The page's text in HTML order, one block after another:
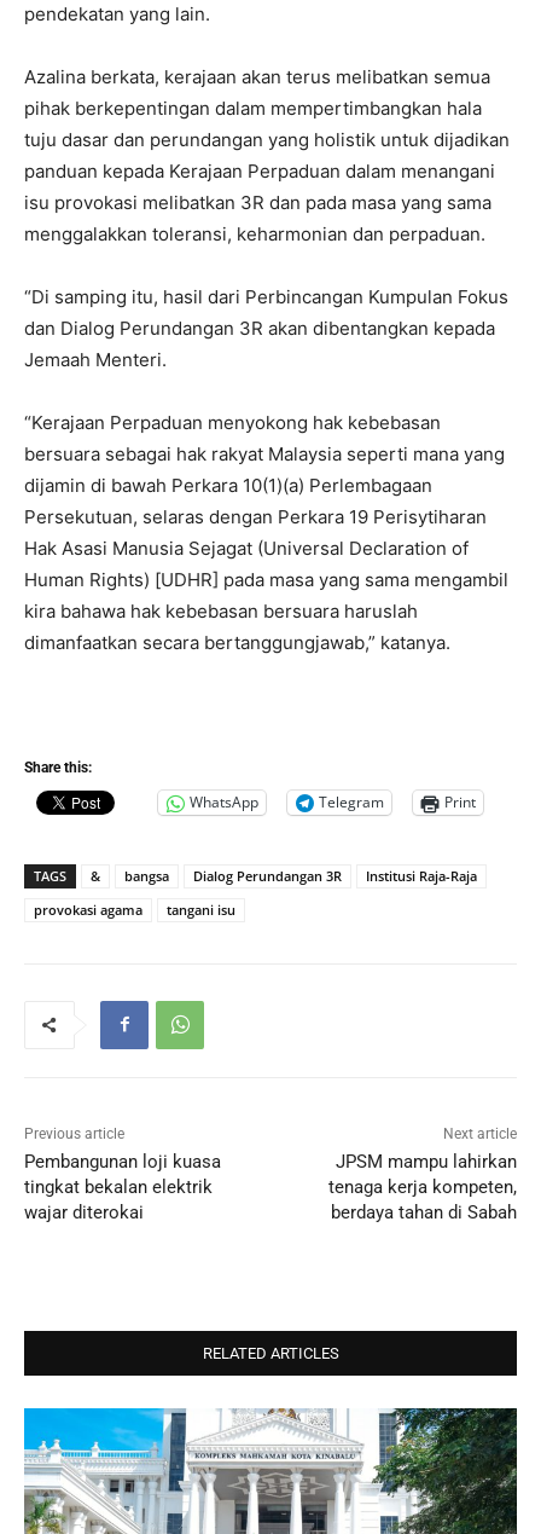
pendekatan yang lain.
Azalina berkata, kerajaan akan terus melibatkan semua
pihak berkepentingan dalam mempertimbangkan hala
tuju dasar dan perundangan yang holistik untuk dijadikan
panduan kepada Kerajaan Perpaduan dalam menangani
isu provokasi melibatkan 3R dan pada masa yang sama
menggalakkan toleransi, keharmonian dan perpaduan.
“Di samping itu, hasil dari Perbincangan Kumpulan Fokus
dan Dialog Perundangan 3R akan dibentangkan kepada
Jemaah Menteri.
“Kerajaan Perpaduan menyokong hak kebebasan
bersuara sebagai hak rakyat Malaysia seperti mana yang
dijamin di bawah Perkara 10(1)(a) Perlembagaan
Persekutuan, selaras dengan Perkara 19 Perisytiharan
Hak Asasi Manusia Sejagat (Universal Declaration of
Human Rights) [UDHR] pada masa yang sama mengambil
kira bahawa hak kebebasan bersuara haruslah
dimanfaatkan secara bertanggungjawab,” katanya.
Share this:
WhatsApp Telegram Print
TAGS & bangsa Dialog Perundangan 3R
Institusi Raja-Raja
provokasi agama
tangani isu
Previous article
Pembangunan loji kuasa
tingkat bekalan elektrik
wajar diterokai
Next article
JPSM mampu lahirkan
tenaga kerja kompeten,
berdaya tahan di Sabah
RELATED ARTICLES